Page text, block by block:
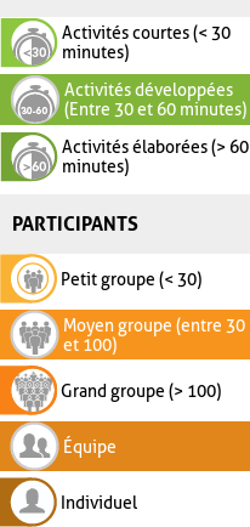
Activités courtes (< 30
minutes)
Activités développées
(Entre 30 et 60 minutes)
Activités élaborées (> 60
minutes)
PARTICIPANTS
Petit groupe (< 30)
Moyen groupe (entre 30
et 100)
Grand groupe (> 100)
Équipe
Individuel